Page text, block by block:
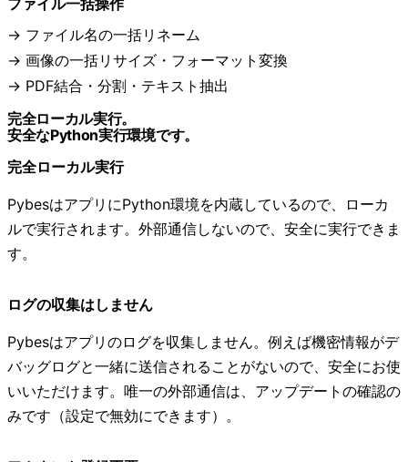
ファイル一括操作
ファイル名の一括リネーム
画像の一括リサイズ・フォーマット変換
PDF結合・分割・テキスト抽出
完全ローカル実行。
安全なPython実行環境です。
完全ローカル実行
PybesはアプリにPython環境を内蔵しているので、ローカ
ルで実行されます。外部通信しないので、安全に実行できま
す。
ログの収集はしません
Pybesはアプリのログを収集しません。例えば機密情報がデ
バッグログと一緒に送信されることがないので、安全にお使
いいただけます。唯一の外部通信は、アップデートの確認の
みです（設定で無効にできます）。